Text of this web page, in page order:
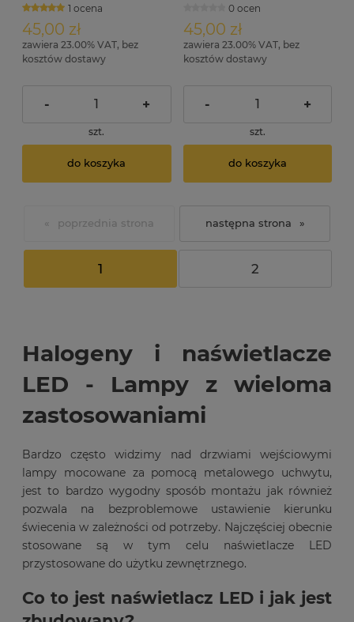
1 ocena
45,00 zł
zawiera 23.00% VAT, bez
kosztów dostawy
- +
szt.
do koszyka
0 ocen
45,00 zł
zawiera 23.00% VAT, bez
kosztów dostawy
- +
szt.
do koszyka
«
1 2
»
Halogeny i naświetlacze
LED - Lampy z wieloma
zastosowaniami
Bardzo często widzimy nad drzwiami wejściowymi
lampy mocowane za pomocą metalowego uchwytu,
jest to bardzo wygodny sposób montażu jak również
pozwala na bezproblemowe ustawienie kierunku
świecenia w zależności od potrzeby. Najczęściej obecnie
stosowane są w tym celu naświetlacze LED
przystosowane do użytku zewnętrznego.
Co to jest naświetlacz LED i jak jest